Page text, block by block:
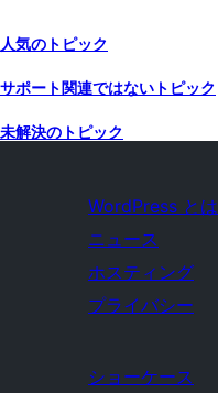
人気のトピック
サポート関連ではないトピック
未解決のトピック
WordPress とは
ニュース
ホスティング
プライバシー
ショーケース